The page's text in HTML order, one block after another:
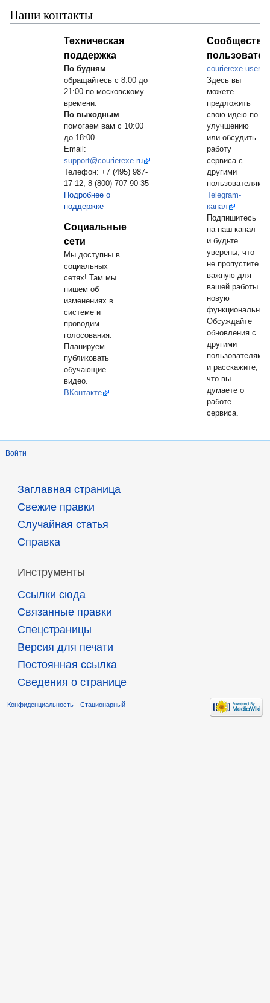
Наши контакты
Техническая
поддержка
По будням
обращайтесь с 8:00 до
21:00 по московскому
времени.
По выходным
помогаем вам с 10:00
до 18:00.
Email:
support@courierexe.ru
Телефон: +7 (495) 987-
17-12, 8 (800) 707-90-35
Подробнее о
поддержке
Социальные
сети
Мы доступны в
социальных
сетях! Там мы
пишем об
изменениях в
системе и
проводим
голосования.
Планируем
публиковать
обучающие
видео.
ВКонтакте
Сообщество
Здесь вы
можете
предложить
свою идею по
улучшению
или обсудить
работу
сервиса с
другими
пользователями.
Telegram-
канал
Подпишитесь
на наш канал
и будьте
уверены, что
не пропустите
важную для
вашей работы
новую
Обсуждайте
обновления с
другими
пользователями
и расскажите,
что вы
думаете о
работе
сервиса.
Войти
Заглавная страница
Свежие правки
Случайная статья
Справка
Инструменты
Ссылки сюда
Связанные правки
Спецстраницы
Версия для печати
Постоянная ссылка
Сведения о странице
Конфиденциальность Стационарный